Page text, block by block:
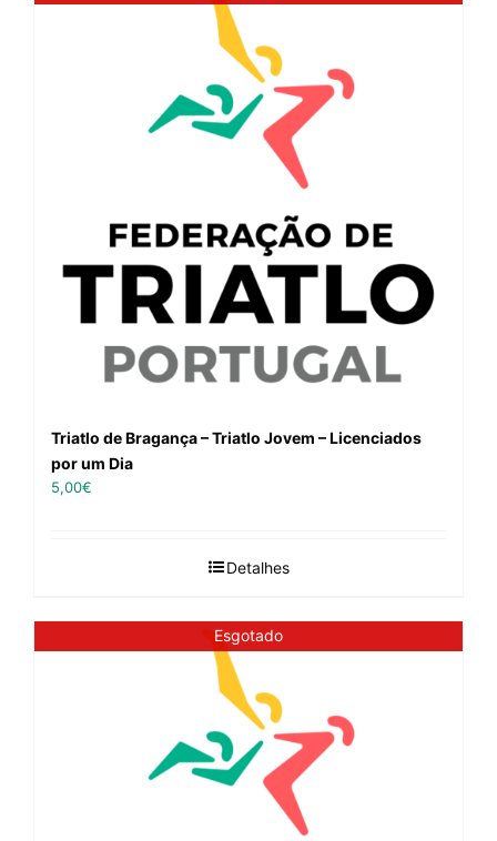
Triatlo de Bragança – Triatlo Jovem – Licenciados
por um Dia
5,00€
Detalhes
Esgotado